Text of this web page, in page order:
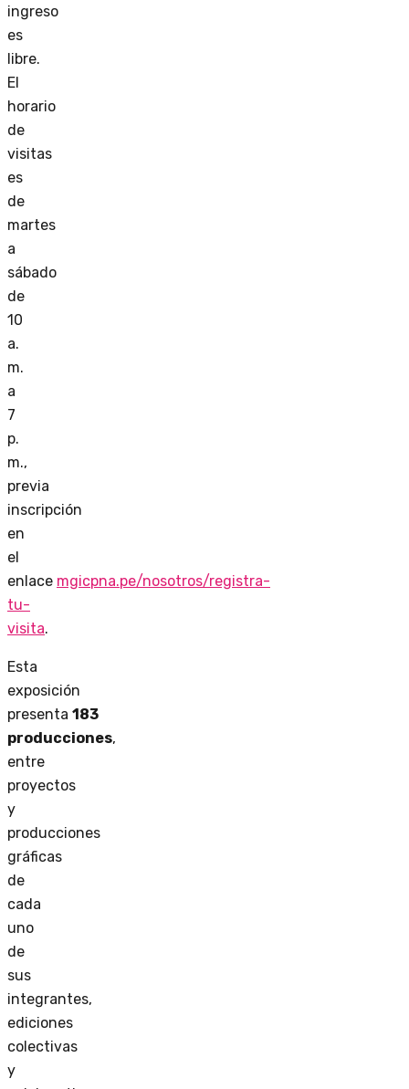
ingreso
es
libre.
El
horario
de
visitas
es
de
martes
a
sábado
de
10
a.
m.
a
7
p.
m.,
previa
inscripción
en
el
enlace mgicpna.pe/nosotros/registra-
tu-
visita.
Esta
exposición
presenta 183
producciones,
entre
proyectos
y
producciones
gráficas
de
cada
uno
de
sus
integrantes,
ediciones
colectivas
y